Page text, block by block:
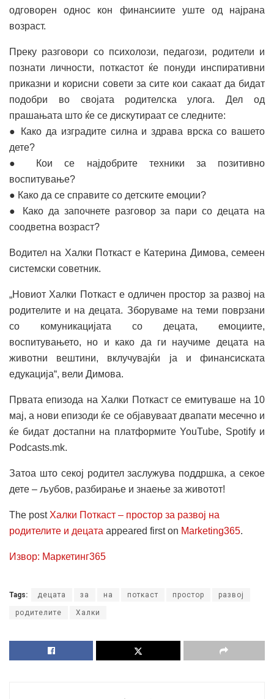
одговорен однос кон финансиите уште од најрана
возраст.
Преку разговори со психолози, педагози, родители и
познати личности, поткастот ќе понуди инспиративни
приказни и корисни совети за сите кои сакаат да бидат
подобри во својата родителска улога. Дел од
прашањата што ќе се дискутираат се следните:
● Како да изградите силна и здрава врска со вашето
дете?
● Кои се најдобрите техники за позитивно
воспитување?
● Како да се справите со детските емоции?
● Како да започнете разговор за пари со децата на
соодветна возраст?
Водител на Халки Поткаст е Катерина Димова, семеен
системски советник.
„Новиот Халки Поткаст е одличен простор за развој на
родителите и на децата. Зборуваме на теми поврзани
со комуникацијата со децата, емоциите,
воспитувањето, но и како да ги научиме децата на
животни вештини, вклучувајќи ја и финансиската
едукација“, вели Димова.
Првата епизода на Халки Поткаст се емитуваше на 10
мај, а нови епизоди ќе се објавуваат двапати месечно и
ќе бидат достапни на платформите YouTube, Spotify и
Podcasts.mk.
Затоа што секој родител заслужува поддршка, а секое
дете – љубов, разбирање и знаење за животот!
The post Халки Поткаст – простор за развој на
родителите и децата appeared first on Marketing365.
Извор: Маркетинг365
Tags: децата за на поткаст простор развој
родителите Халки